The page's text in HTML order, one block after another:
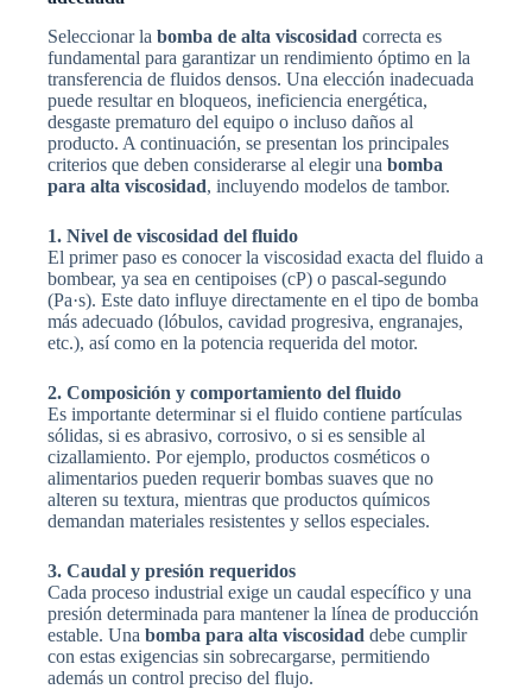
Seleccionar la bomba de alta viscosidad correcta es
fundamental para garantizar un rendimiento óptimo en la
transferencia de fluidos densos. Una elección inadecuada
puede resultar en bloqueos, ineficiencia energética,
desgaste prematuro del equipo o incluso daños al
producto. A continuación, se presentan los principales
criterios que deben considerarse al elegir una bomba
para alta viscosidad, incluyendo modelos de tambor.
1. Nivel de viscosidad del fluido
El primer paso es conocer la viscosidad exacta del fluido a
bombear, ya sea en centipoises (cP) o pascal-segundo
(Pa·s). Este dato influye directamente en el tipo de bomba
más adecuado (lóbulos, cavidad progresiva, engranajes,
etc.), así como en la potencia requerida del motor.
2. Composición y comportamiento del fluido
Es importante determinar si el fluido contiene partículas
sólidas, si es abrasivo, corrosivo, o si es sensible al
cizallamiento. Por ejemplo, productos cosméticos o
alimentarios pueden requerir bombas suaves que no
alteren su textura, mientras que productos químicos
demandan materiales resistentes y sellos especiales.
3. Caudal y presión requeridos
Cada proceso industrial exige un caudal específico y una
presión determinada para mantener la línea de producción
estable. Una bomba para alta viscosidad debe cumplir
con estas exigencias sin sobrecargarse, permitiendo
además un control preciso del flujo.